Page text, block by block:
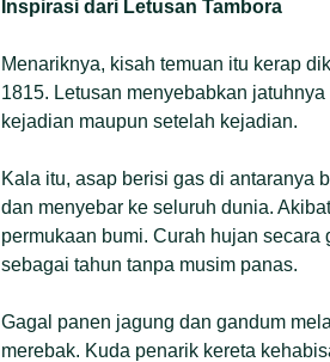
Inspirasi dari Letusan Tambora
Menariknya, kisah temuan itu kerap
1815. Letusan menyebabkan
kejadian maupun setelah kejadian.
Kala itu, asap berisi gas di antaranya
dan menyebar ke seluruh dunia.
permukaan bumi. Curah hujan
sebagai tahun tanpa musim panas.
Gagal panen jagung dan gandum
merebak. Kuda penarik kereta